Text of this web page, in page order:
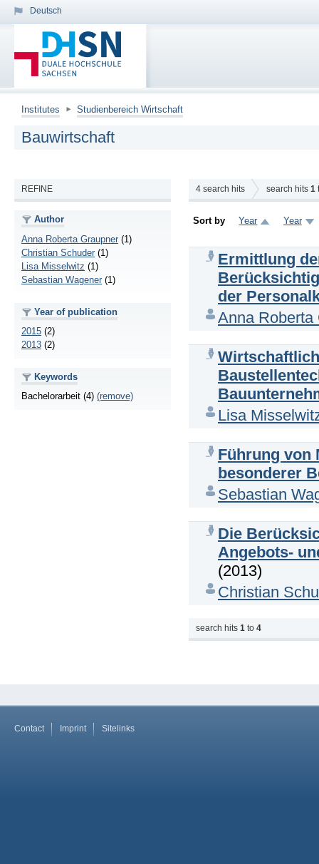
Deutsch
Institutes Studienbereich Wirtschaft
Bauwirtschaft
REFINE
Author
Anna Roberta Graupner(1)
Christian Schuder (1)
Lisa Misselwitz (1)
Sebastian Wagener (1)
Year of publication
2015 (2)
2013 (2)
Keywords
Bachelorarbeit (4) (remove)
4 search hits search hits 1
Sort by Year Year
Ermittlung
der
Anna Roberta
Lisa
Führung von
besonderer
Sebastian
Die
Angebots-
(2013)
Christian
search hits 1 to 4
Contact Imprint Sitelinks